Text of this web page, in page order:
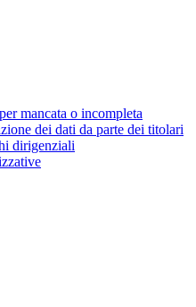
mancata o incompleta
dei dati da parte dei titolari
dirigenziali